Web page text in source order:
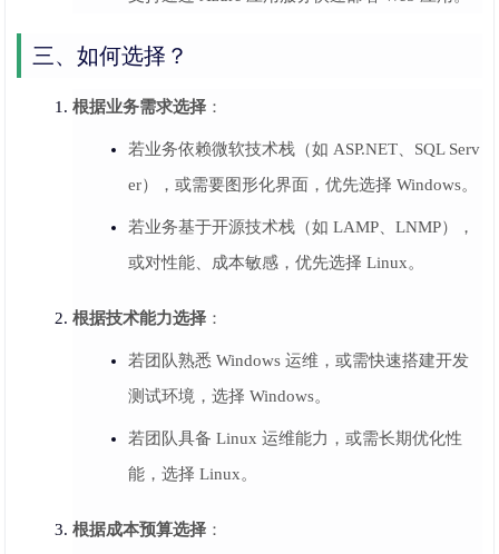
三、如何选择？
根据业务需求选择 ：
若业务依赖微软技术栈（如 ASP.NET、SQL Serv
er），或需要图形化界面，优先选择 Windows。
若业务基于开源技术栈（如 LAMP、LNMP），
或对性能、成本敏感，优先选择 Linux。
根据技术能力选择 ：
若团队熟悉 Windows 运维，或需快速搭建开发
测试环境，选择 Windows。
若团队具备 Linux 运维能力，或需长期优化性
能，选择 Linux。
根据成本预算选择 ：